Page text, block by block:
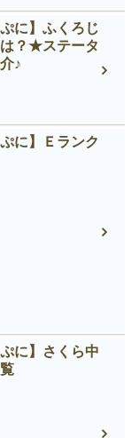
に】ふくろじ
？★ステータ
♪
に】Ｅランク
に】さくら中